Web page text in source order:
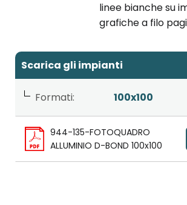
linee bianche su
grafiche a filo
Scarica gli impianti
Formati: 100x100
944-135-FOTOQUADRO
ALLUMINIO D-BOND 100x100